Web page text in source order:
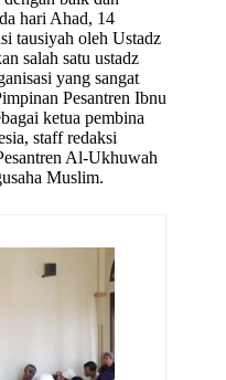
hari Ahad, 14
tausiyah oleh Ustadz
salah satu ustadz
yang sangat
Pesantren Ibnu
ketua pembina
staff redaksi
Al-Ukhuwah
Muslim.